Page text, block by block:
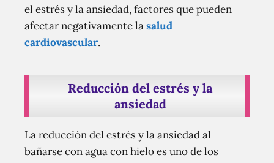
el estrés y la ansiedad, factores que pueden
afectar negativamente lasalud
cardiovascular.
Reducción del estrés y la
ansiedad
La reducción del estrés y la ansiedad al
bañarse con agua con hielo es uno de los